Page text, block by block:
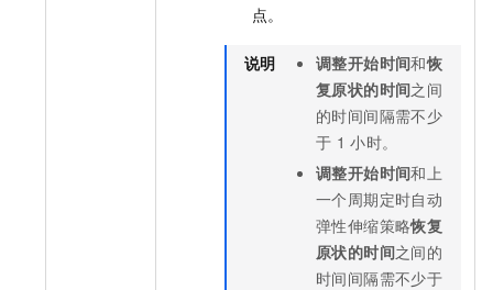
点。
说明 调整开始时间和恢
复原状的时间之间
的时间间隔需不少
于 1 小时。
调整开始时间和上
一个周期定时自动
弹性伸缩策略恢复
原状的时间之间的
时间间隔需不少于